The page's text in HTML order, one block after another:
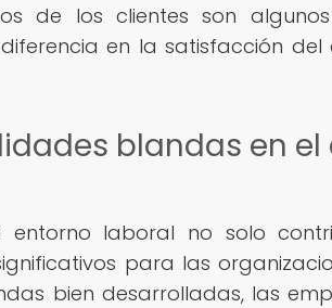
de los clientes son
en la satisfacción del
blandas en
laboral no solo
para las
bien desarrolladas, las